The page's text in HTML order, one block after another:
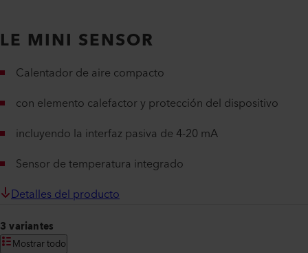
LE MINI SENSOR
Calentador de aire compacto
con elemento calefactor y protección del dispositivo
incluyendo la interfaz pasiva de 4-20 mA
Sensor de temperatura integrado
Detalles del producto
3 variantes
Mostrar todo